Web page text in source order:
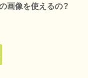
画像を使えるの？